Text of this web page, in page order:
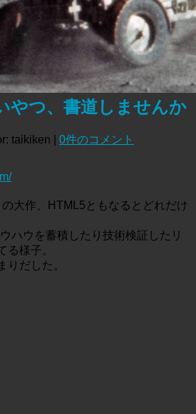
やつ、書道しませんか
taikiken 0件のコメント
大作、HTML5ともなるとどれだけ
ハウを蓄積したり技術検証したリ
る様子。
りだした。